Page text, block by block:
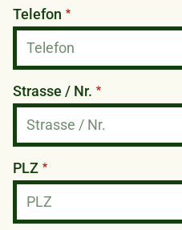
Telefon
Strasse / Nr.
PLZ